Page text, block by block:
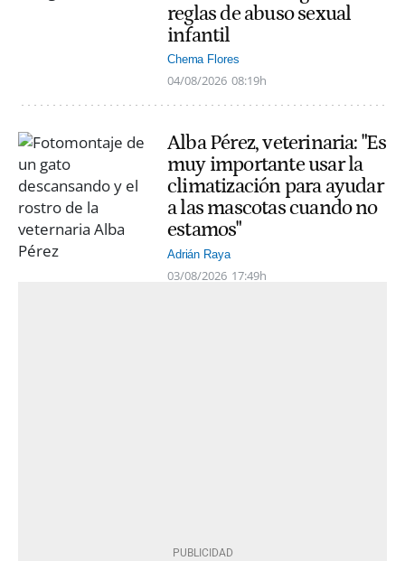
reglas de abuso sexual
infantil
Chema Flores
04/08/2026 08:19h
Alba Pérez, veterinaria: "Es
muy importante usar la
climatización para ayudar
a las mascotas cuando no
estamos"
Adrián Raya
03/08/2026 17:49h